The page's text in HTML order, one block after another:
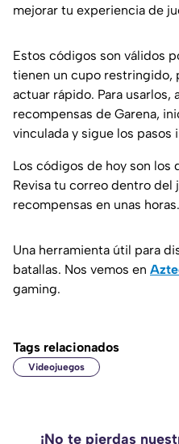
mejorar tu experiencia de
Estos códigos son válidos
tienen un cupo restringido,
actuar rápido. Para usarlos,
recompensas de Garena,
vinculada y sigue los pasos
Los códigos de hoy son los
Revisa tu correo dentro del
recompensas en unas horas.
Una herramienta útil para
batallas. Nos vemos en
gaming.
Tags relacionados
Videojuegos
¡No te pierdas